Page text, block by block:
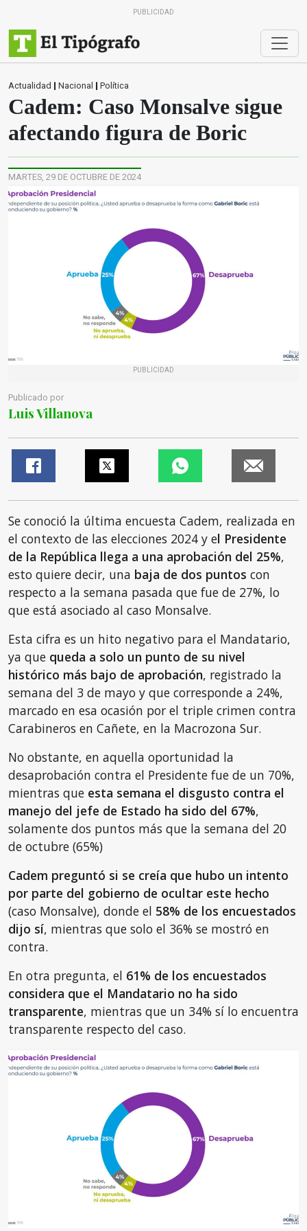
PUBLICIDAD
Actualidad | Nacional | Política
Cadem: Caso Monsalve sigue
afectando figura de Boric
MARTES, 29 DE OCTUBRE DE 2024
PUBLICIDAD
Publicado por
Luis Villanova
Se conoció la última encuesta Cadem, realizada en
el contexto de las elecciones 2024 y el Presidente
de la República llega a una aprobación del 25%,
esto quiere decir, una baja de dos puntos con
respecto a la semana pasada que fue de 27%, lo
que está asociado al caso Monsalve.
Esta cifra es un hito negativo para el Mandatario,
ya que queda a solo un punto de su nivel
histórico más bajo de aprobación, registrado la
semana del 3 de mayo y que corresponde a 24%,
marcado en esa ocasión por el triple crimen contra
Carabineros en Cañete, en la Macrozona Sur.
No obstante, en aquella oportunidad la
desaprobación contra el Presidente fue de un 70%,
mientras que esta semana el disgusto contra el
manejo del jefe de Estado ha sido del 67%,
solamente dos puntos más que la semana del 20
de octubre (65%)
Cadem preguntó si se creía que hubo un intento
por parte del gobierno de ocultar este hecho
(caso Monsalve), donde el 58% de los encuestados
dijo sí, mientras que solo el 36% se mostró en
contra.
En otra pregunta, el 61% de los encuestados
considera que el Mandatario no ha sido
transparente, mientras que un 34% sí lo encuentra
transparente respecto del caso.